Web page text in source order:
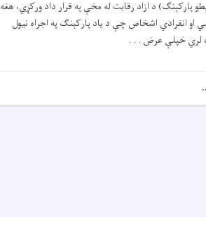
پارکېنګ) د ازاد رقابت له مخې په قرار داد ورکړي، هغه
او انفرادي اشخاص چې د ياد پارکېنګ په اجراه نيول
لري خپلې عرض . . .